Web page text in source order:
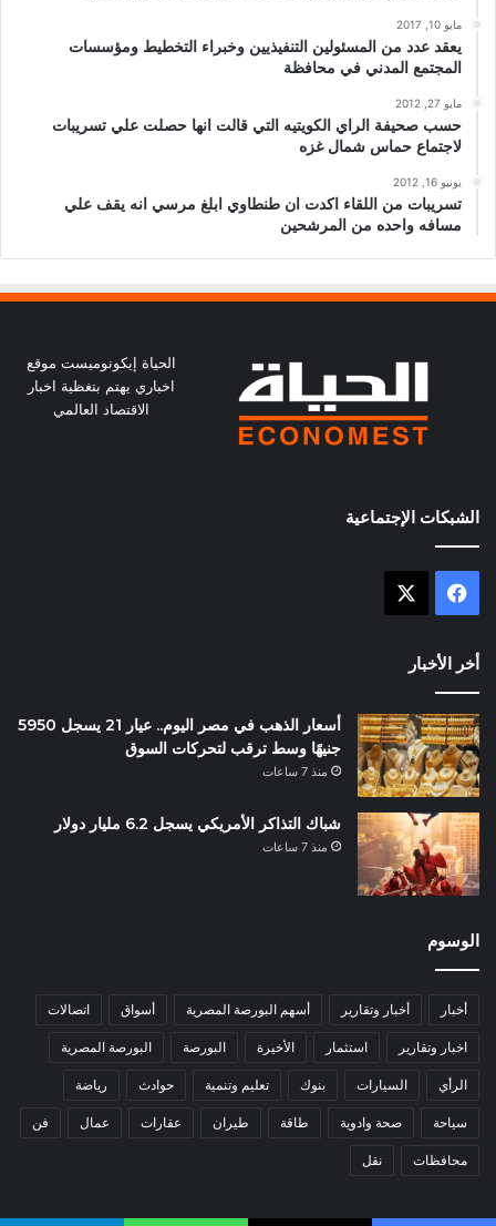
مايو 10, 2017
يعقد عدد من المسئولين التنفيذيين وخبراء التخطيط ومؤسسات
المجتمع المدني في محافظة
مايو 27, 2012
حسب صحيفة الراي الكويتيه التي قالت انها حصلت علي تسريبات
لاجتماع حماس شمال غزه
يونيو 16, 2012
تسريبات من اللقاء اكدت ان طنطاوي ابلغ مرسي انه يقف علي
مسافه واحده من المرشحين
الحياة إيكونوميست موقع
اخباري يهتم بتغظية اخبار
الاقتصاد العالمي
الشبكات الإجتماعية
فيسبوك
أخر الأخبار
أسعار الذهب في مصر اليوم.. عيار 21 يسجل 5950
جنيهًا وسط ترقب لتحركات السوق
منذ 7 ساعات
شباك التذاكر الأمريكي يسجل 6.2 مليار دولار
منذ 7 ساعات
الوسوم
أخبار أخبار وتقارير أسهم البورصة المصرية أسواق اتصالات
اخبار وتقارير استثمار الأخيرة البورصة البورصة المصرية
الرأي السيارات بنوك تعليم وتنمية حوادث رياضة
سياحة صحة وادوية طاقة طيران عقارات عمال فن
محافظات نقل